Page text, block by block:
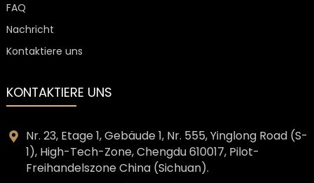
FAQ
Nachricht
Kontaktiere uns
KONTAKTIERE UNS
Nr. 23, Etage 1, Gebäude 1, Nr. 555, Yinglong Road (S-
1), High-Tech-Zone, Chengdu 610017, Pilot-
Freihandelszone China (Sichuan).